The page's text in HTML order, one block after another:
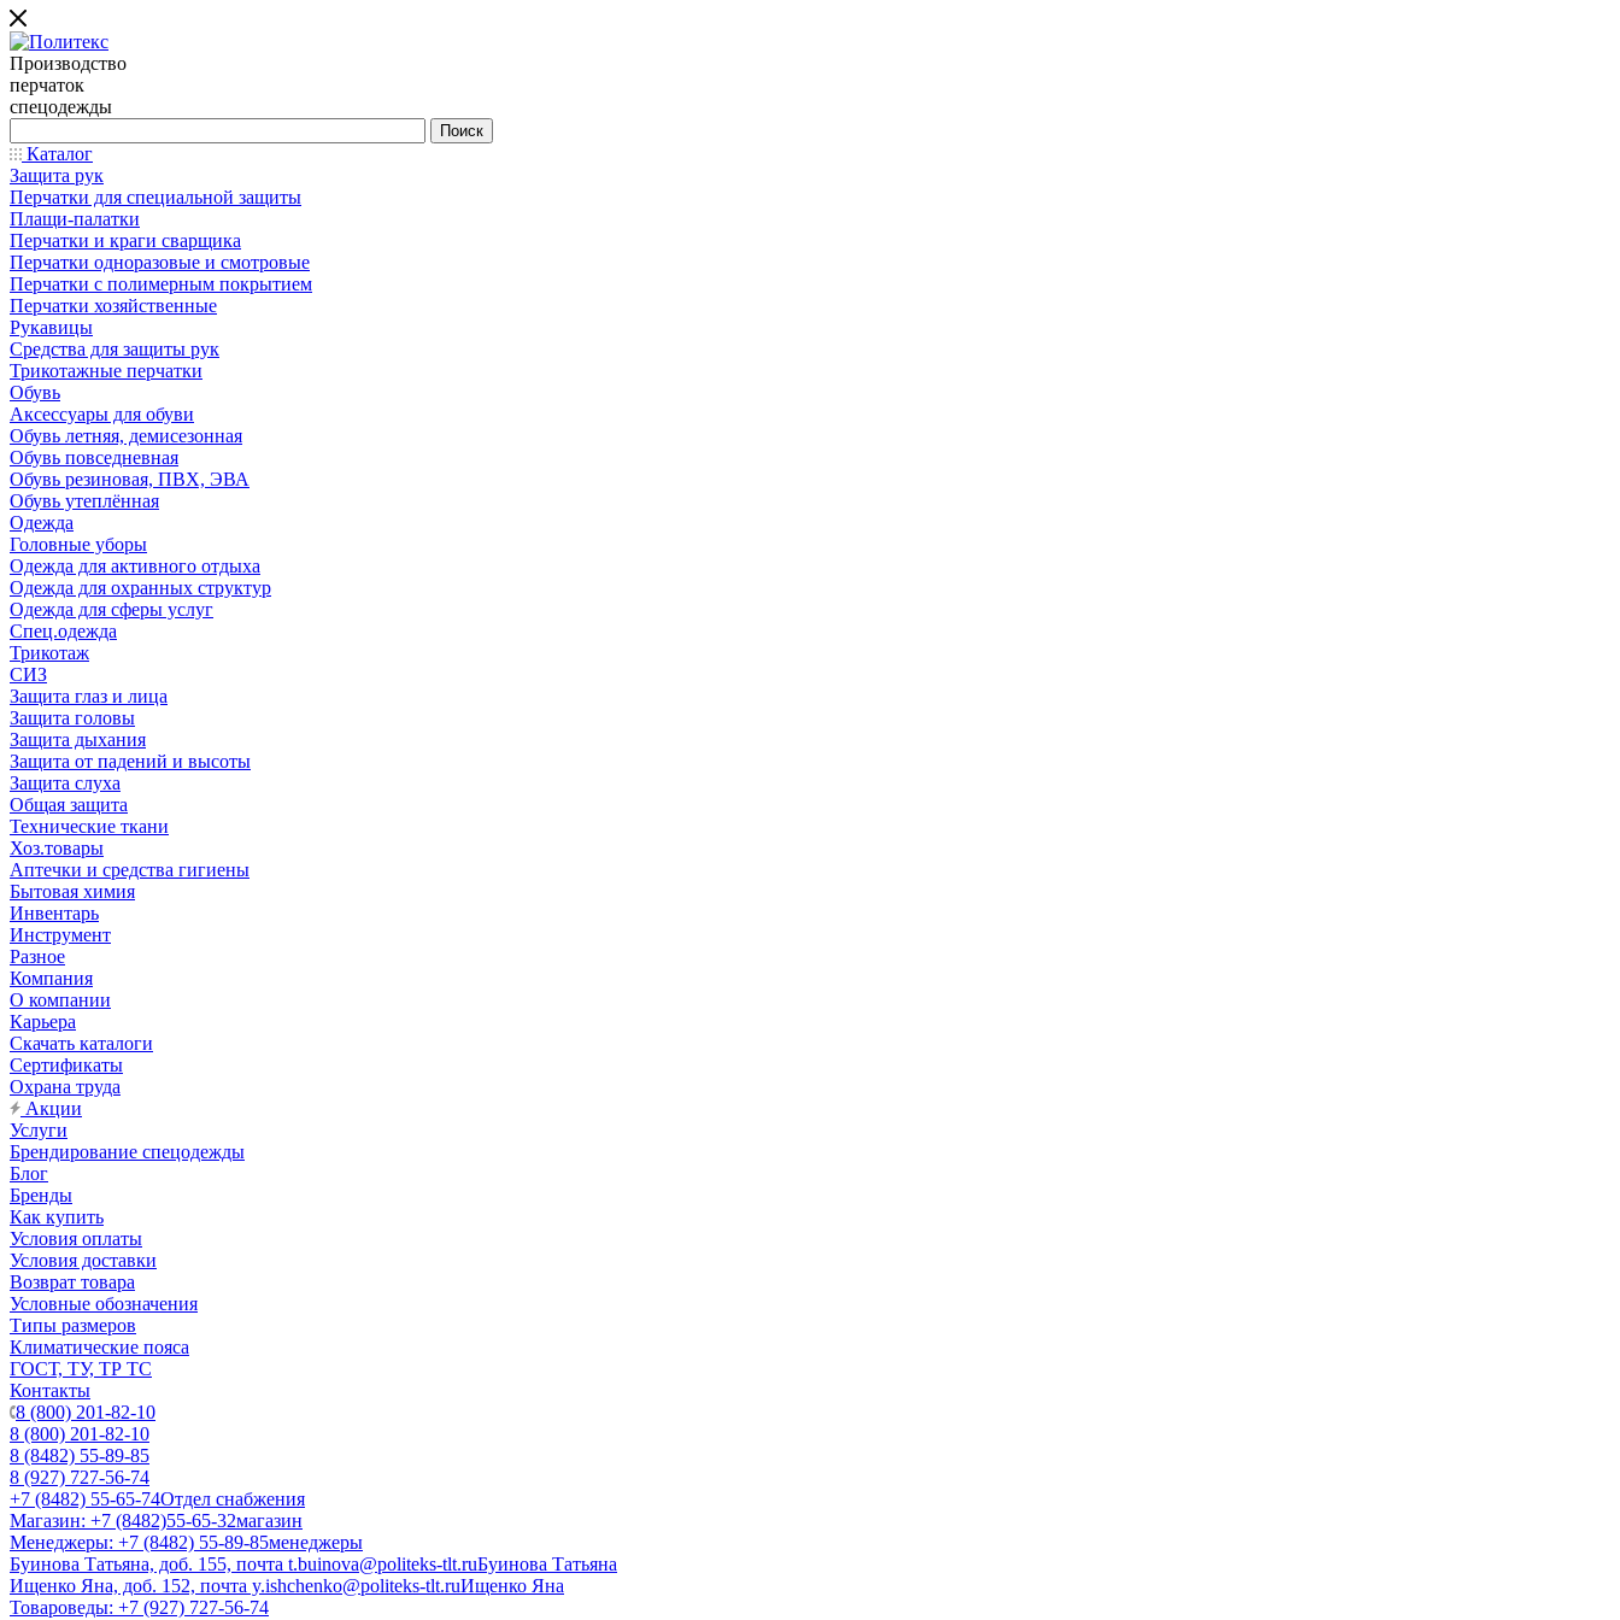
Производство
перчаток
спецодежды
Каталог
Защита рук
Перчатки для специальной защиты
Плащи-палатки
Перчатки и краги сварщика
Перчатки одноразовые и смотровые
Перчатки с полимерным покрытием
Перчатки хозяйственные
Рукавицы
Средства для защиты рук
Трикотажные перчатки
Обувь
Аксессуары для обуви
Обувь летняя, демисезонная
Обувь повседневная
Обувь резиновая, ПВХ, ЭВА
Обувь утеплённая
Одежда
Головные уборы
Одежда для активного отдыха
Одежда для охранных структур
Одежда для сферы услуг
Спец.одежда
Трикотаж
СИЗ
Защита глаз и лица
Защита головы
Защита дыхания
Защита от падений и высоты
Защита слуха
Общая защита
Технические ткани
Хоз.товары
Аптечки и средства гигиены
Бытовая химия
Инвентарь
Инструмент
Разное
Компания
О компании
Карьера
Cкачать каталоги
Сертификаты
Охрана труда
Акции
Услуги
Брендирование спецодежды
Блог
Бренды
Как купить
Условия оплаты
Условия доставки
Возврат товара
Условные обозначения
Типы размеров
Климатические пояса
ГОСТ, ТУ, ТР ТС
Контакты
8 (800) 201-82-10
8 (800) 201-82-10
8 (8482) 55-89-85
8 (927) 727-56-74
+7 (8482) 55-65-74Отдел снабжения
Магазин: +7 (8482)55-65-32магазин
Менеджеры: +7 (8482) 55-89-85менеджеры
Буинова Татьяна, доб. 155, почта t.buinova@politeks-tlt.ruБуинова Татьяна
Ищенко Яна, доб. 152, почта y.ishchenko@politeks-tlt.ruИщенко Яна
Товароведы: +7 (927) 727-56-74